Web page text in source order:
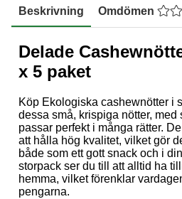
Beskrivning Omdömen
Delade
x 5 paket
Köp Ekologiska cashewnötter i
dessa små, krispiga nötter,
passar perfekt i många rätter.
att hålla hög kvalitet, vilket gör
både som ett gott snack och i
storpack ser du till att alltid ha
hemma, vilket förenklar
pengarna.